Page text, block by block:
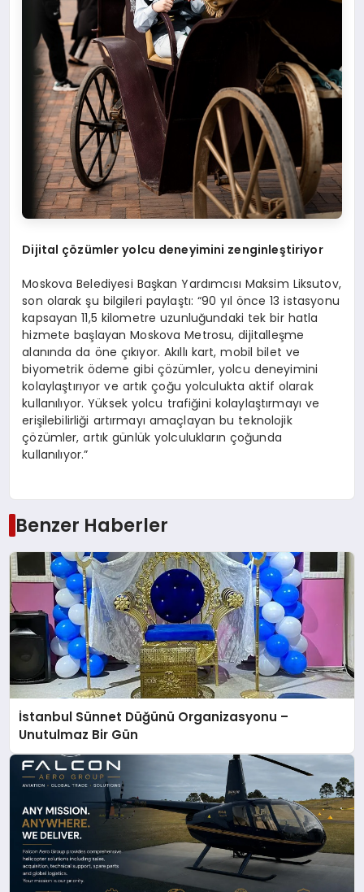
Dijital çözümler yolcu deneyimini zenginleştiriyor
Moskova Belediyesi Başkan Yardımcısı Maksim Liksutov,
son olarak şu bilgileri paylaştı: “90 yıl önce 13 istasyonu
kapsayan 11,5 kilometre uzunluğundaki tek bir hatla
hizmete başlayan Moskova Metrosu, dijitalleşme
alanında da öne çıkıyor. Akıllı kart, mobil bilet ve
biyometrik ödeme gibi çözümler, yolcu deneyimini
kolaylaştırıyor ve artık çoğu yolculukta aktif olarak
kullanılıyor. Yüksek yolcu trafiğini kolaylaştırmayı ve
erişilebilirliği artırmayı amaçlayan bu teknolojik
çözümler, artık günlük yolculukların çoğunda
kullanılıyor.”
Benzer Haberler
İstanbul Sünnet Düğünü Organizasyonu –
Unutulmaz Bir Gün